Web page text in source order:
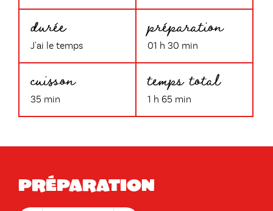
durée
J'ai le temps
préparation
01 h 30 min
cuisson
35 min
temps total
1 h 65 min
Préparation